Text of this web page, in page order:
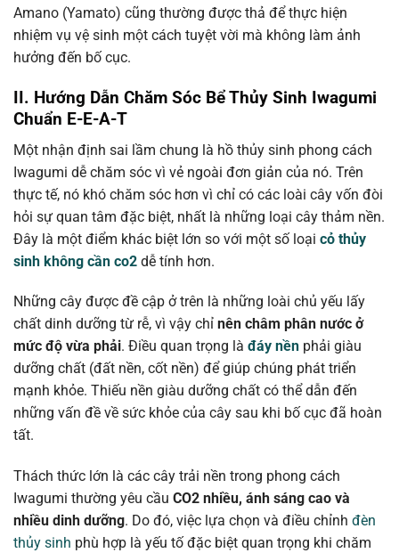
Amano (Yamato) cũng thường được thả để thực hiện
nhiệm vụ vệ sinh một cách tuyệt vời mà không làm ảnh
hưởng đến bố cục.
II. Hướng Dẫn Chăm Sóc Bể Thủy Sinh Iwagumi
Chuẩn E-E-A-T
Một nhận định sai lầm chung là hồ thủy sinh phong cách
Iwagumi dễ chăm sóc vì vẻ ngoài đơn giản của nó. Trên
thực tế, nó khó chăm sóc hơn vì chỉ có các loài cây vốn đòi
hỏi sự quan tâm đặc biệt, nhất là những loại cây thảm nền.
Đây là một điểm khác biệt lớn so với một số loại cỏ thủy
sinh không cần co2​ dễ tính hơn.
Những cây được đề cập ở trên là những loài chủ yếu lấy
chất dinh dưỡng từ rễ, vì vậy chỉ nên châm phân nước ở
mức độ vừa phải. Điều quan trọng là đáy nền phải giàu
dưỡng chất (đất nền, cốt nền) để giúp chúng phát triển
mạnh khỏe. Thiếu nền giàu dưỡng chất có thể dẫn đến
những vấn đề về sức khỏe của cây sau khi bố cục đã hoàn
tất.
Thách thức lớn là các cây trải nền trong phong cách
Iwagumi thường yêu cầu CO2 nhiều, ánh sáng cao và
nhiều dinh dưỡng. Do đó, việc lựa chọn và điều chỉnh đèn
thủy sinh phù hợp là yếu tố đặc biệt quan trọng khi chăm